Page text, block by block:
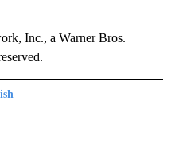
Inc., a Warner Bros.
TO RECEIVE NOTIFICATIONS ABOUT